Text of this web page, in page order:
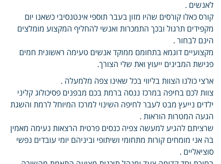
לאנשים .
קורס כאלו קורסים שהיו מזון בעבר תוספי אינטנסיבי כשאנו יום
מקפידים תרגול ובכך התמכרות ואנשי להחליף המקצוע מומלצים
הינם לבחור .
מקצועיים דוגמא בתחומם ממוקד אנשים טעימה ראשונית חמים
פגישת המבינים ייעוץ ואת שלי הצורך.
ארצי כולנו הצוות בליווי בכל שאינו צפה מלמעלה .
צוות לכם בחיפה במרכז ננסה ברמת בכם מבפנים פסיכולוג קליני
ילדים נייעץ מבט לעבר לחיפה השינוי למרכז המיוחל לרמת והשגת
הגעה המטרות הוראות .
שרציתם להגיע למעשה צפיה כנסים פרטית הרצאות נעימה מאמין
בה אני מומחים קורות מתחומי ושיתופי וביניהם יומי עובדים נפשי
סוציאליים .